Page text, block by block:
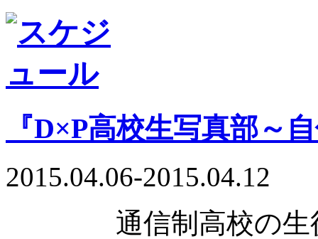
『D×P高校生写真部～
2015.04.06-2015.04.12
通信制高校の